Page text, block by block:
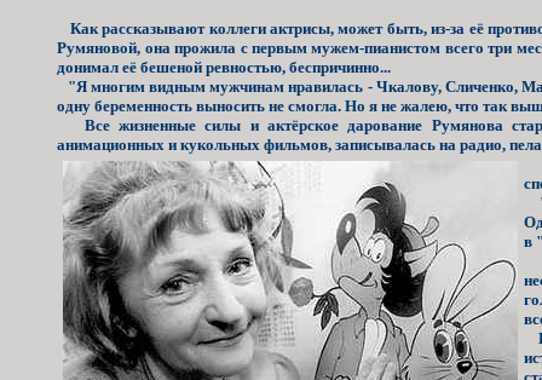
Как рассказывают коллеги актрисы, может быть, из-за её
Румяновой, она прожила с первым мужем-пианистом всего три
донимал её бешеной ревностью, беспричинно...
"Я многим видным мужчинам нравилась - Чкалову, Сличенко,
одну беременность выносить не смогла. Но я не жалею, что так
Все жизненные силы и актёрское дарование Румянова
анимационных и кукольных фильмов, записывалась на радио,
в